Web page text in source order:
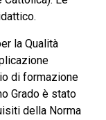
la Qualità
di formazione
Grado è stato
della Norma